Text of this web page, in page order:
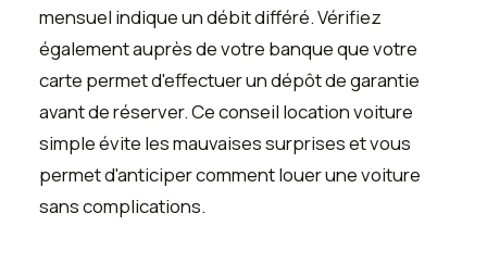
mensuel indique un débit différé. Vérifiez
également auprès de votre banque que votre
carte permet d'effectuer un dépôt de garantie
avant de réserver. Ce conseil location voiture
simple évite les mauvaises surprises et vous
permet d'anticiper comment louer une voiture
sans complications.